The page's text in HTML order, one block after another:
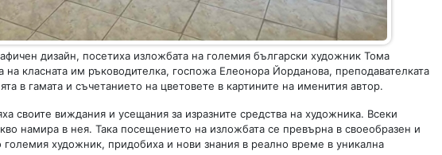
дизайн, посетиха изложбата на големия български художник Тома
класната им ръководителка, госпожа Елеонора Йорданова, преподавателката
в гамата и съчетанието на цветовете в картините на именития автор.
своите виждания и усещания за изразните средства на художника. Всеки
намира в нея. Така посещението на изложбата се превърна в своеобразен и
художник, придобиха и нови знания в реално време в уникална